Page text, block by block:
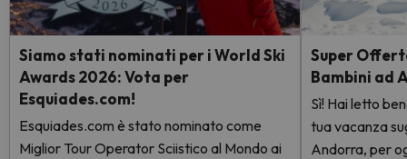
Siamo stati nominati per i World Ski
Awards 2026: Vota per
Esquiades.com!
Esquiades.com è stato nominato come
Miglior Tour Operator Sciistico al Mondo ai
Super
Bambini ad
Sì! Hai letto
tua vacanza
Andorra, per